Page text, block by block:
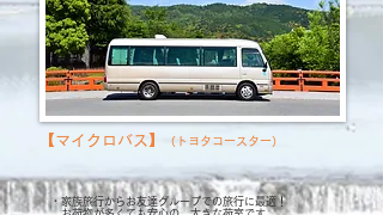
【マイクロバス】
（トヨタコースター）
・家族旅行からお友達グループでの旅行に最適！